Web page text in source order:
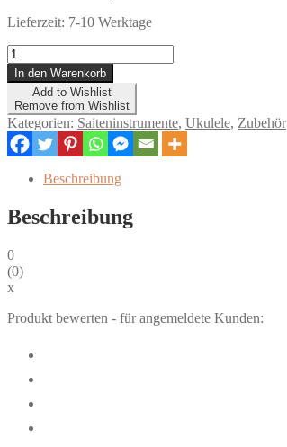
Lieferzeit: 7-10 Werktage
Mahalo
Wandhaken
für
Ukulele
Menge
In den Warenkorb
Add to Wishlist
Remove from Wishlist
Kategorien: Saiteninstrumente, Ukulele, Zubehör
Beschreibung
Beschreibung
0
(0)
x
Produkt bewerten - für angemeldete Kunden: